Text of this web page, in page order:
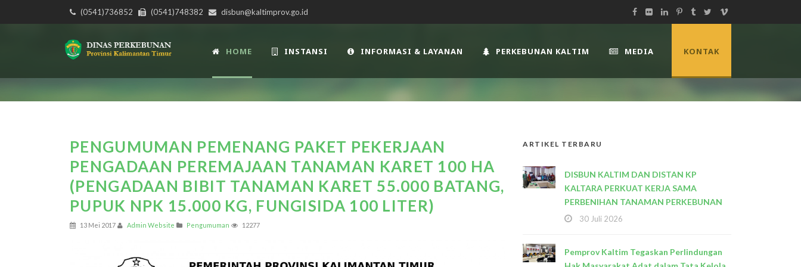
(0541)736852 (0541)748382 disbun@kaltimprov.go.id
HOME INSTANSI INFORMASI & LAYANAN PERKEBUNAN KALTIM MEDIA KONTAK
PENGUMUMAN PEMENANG PAKET PEKERJAAN
PENGADAAN PEREMAJAAN TANAMAN KARET 100 HA
(PENGADAAN BIBIT TANAMAN KARET 55.000 BATANG,
PUPUK NPK 15.000 KG, FUNGISIDA 100 LITER)
13 Mei 2017 Admin Website Pengumuman 12277
ARTIKEL TERBARU
DISBUN KALTIM DAN DISTAN KP
KALTARA PERKUAT KERJA SAMA
PERBENIHAN TANAMAN PERKEBUNAN
30 Juli 2026
Pemprov Kaltim Tegaskan Perlindungan